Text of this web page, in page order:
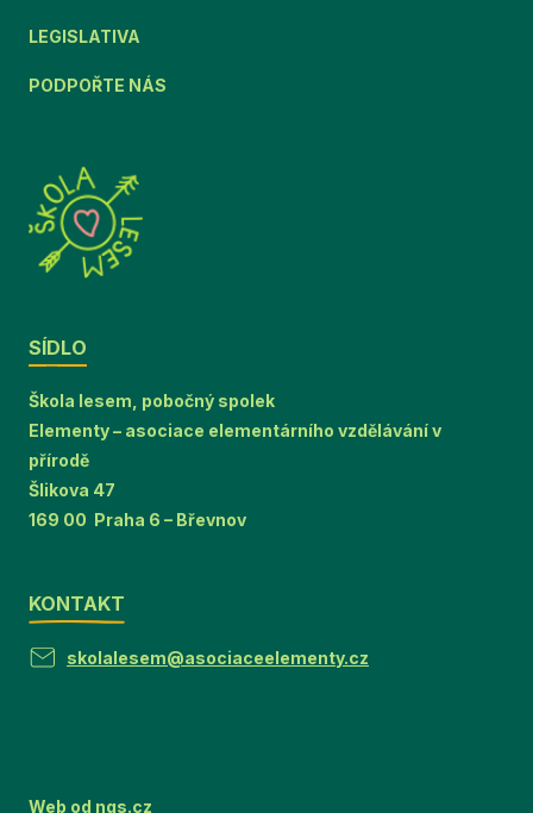
LEGISLATIVA
PODPOŘTE NÁS
SÍDLO
Škola lesem, pobočný spolek
Elementy – asociace elementárního vzdělávání v
přírodě
Šlikova 47
169 00 Praha 6 – Břevnov
KONTAKT
skolalesem@asociaceelementy.cz
Web od ngs.cz